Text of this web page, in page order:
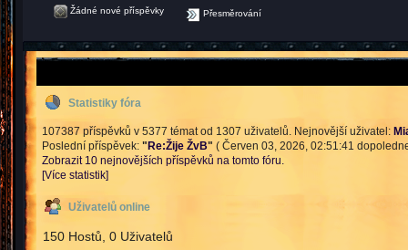
Žádné nové příspěvky Přesměrování
Statistiky fóra
107387 příspěvků v 5377 témat od 1307 uživatelů. Nejnovější uživatel:
Poslední příspěvek:" Re:Žije ŽvB" ( Červen 03, 2026, 02:51:41
Zobrazit 10 nejnovějších příspěvků na tomto fóru.
[Více statistik]
Uživatelů online
150 Hostů, 0 Uživatelů